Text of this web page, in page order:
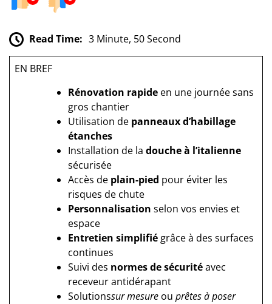
Read Time: 3 Minute, 50 Second
EN BREF
Rénovation rapide en une journée sans
gros chantier
Utilisation de panneaux d’habillage
étanches
Installation de la douche à l’italienne
sécurisée
Accès de plain-pied pour éviter les
risques de chute
Personnalisation selon vos envies et
espace
Entretien simplifié grâce à des surfaces
continues
Suivi des normes de sécuritéavec
receveur antidérapant
Solutionssur mesure ou prêtes à poser